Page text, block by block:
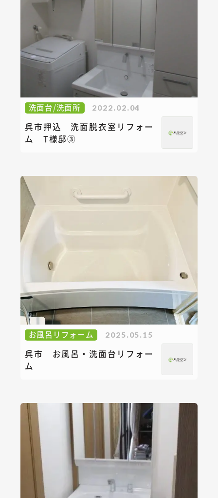
洗面台/洗面所 2022.02.04
呉市押込 洗面脱衣室リフォー
ム T様邸③
お風呂リフォーム 2025.05.15
呉市 お風呂・洗面台リフォー
ム